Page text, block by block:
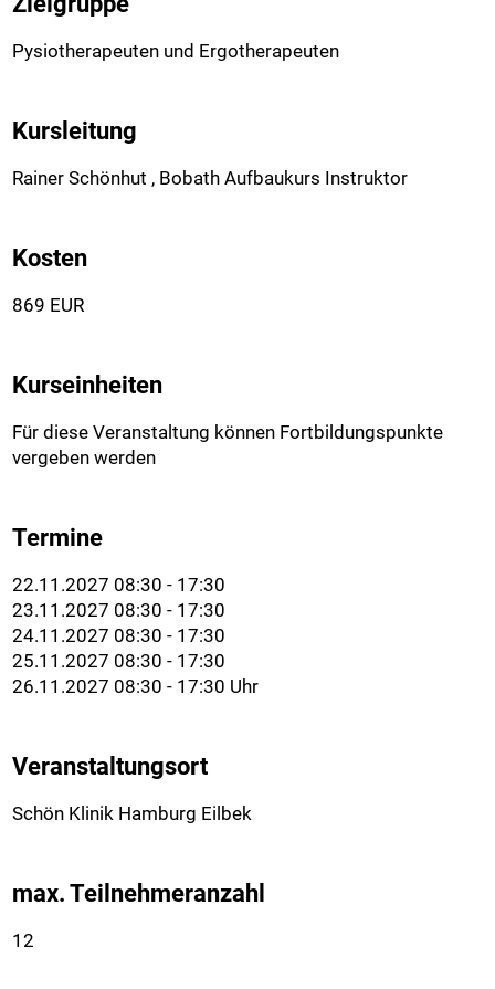
Pysiotherapeuten und Ergotherapeuten
Kursleitung
Rainer Schönhut , Bobath Aufbaukurs Instruktor
Kosten
869 EUR
Kurseinheiten
Für diese Veranstaltung können Fortbildungspunkte
vergeben werden
Termine
22.11.2027 08:30 - 17:30
23.11.2027 08:30 - 17:30
24.11.2027 08:30 - 17:30
25.11.2027 08:30 - 17:30
26.11.2027 08:30 - 17:30 Uhr
Veranstaltungsort
Schön Klinik Hamburg Eilbek
max. Teilnehmeranzahl
12